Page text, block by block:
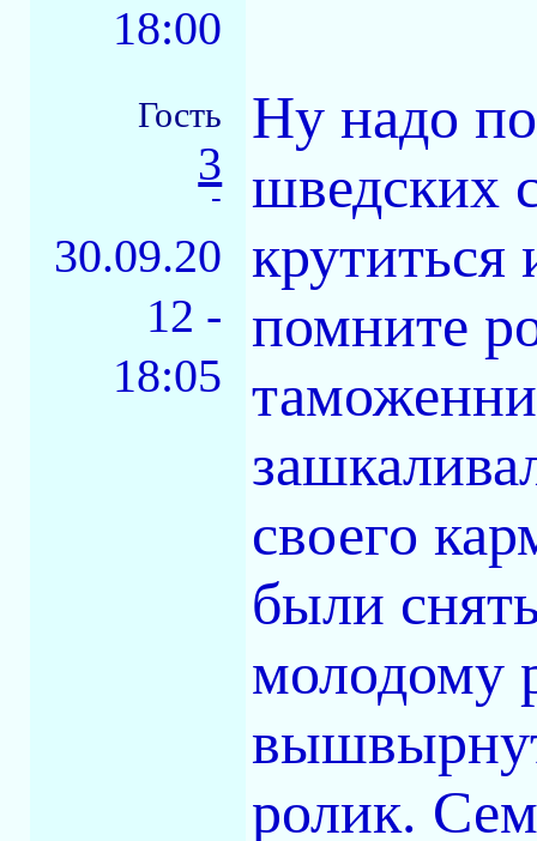
18:00
Гость
3
-
30.09.20
12 -
18:05
Ну надо
шведских
помните
своего
были
молодому
ролик.